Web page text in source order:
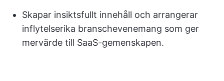
Skapar insiktsfullt innehåll och arrangerar
inflytelserika branschevenemang som ger
mervärde till SaaS-gemenskapen.